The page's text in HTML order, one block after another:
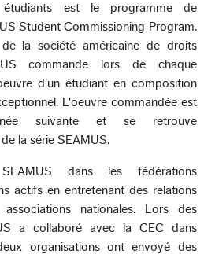
étudiants est le programme de
Student Commissioning Program.
la société américaine de droits
commande lors de chaque
d'un étudiant en composition
L'oeuvre commandée est
suivante et se retrouve
la série SEAMUS.
dans les fédérations
actifs en entretenant des relations
nationales. Lors des
a collaboré avec la CEC dans
organisations ont envoyé des